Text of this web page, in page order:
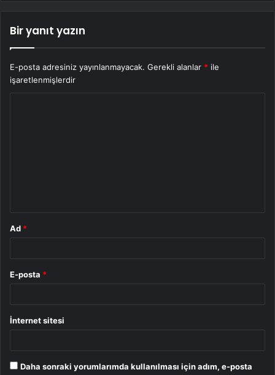
Bir yanıt yazın
E-posta adresiniz yayınlanmayacak. Gerekli alanlar * ile
işaretlenmişlerdir
Ad *
E-posta *
İnternet sitesi
Daha sonraki yorumlarımda kullanılması için adım, e-posta